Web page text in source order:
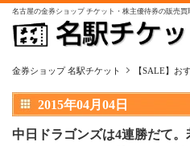
名古屋の金券ショップ チケット・株主優待券の販売買
金券ショップ 名駅チケット 【SALE】お
2015年04月04日
中日ドラゴンズは4連勝だて